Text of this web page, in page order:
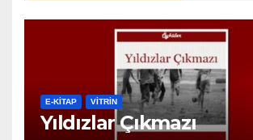
E-KİTAP VITRIN
Yıldızlar Çıkmazı